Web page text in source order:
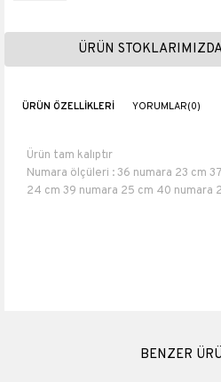
ÜRÜN
ÜRÜN ÖZELLIKLERI YORUMLAR(0)
Ürün tam kalıptır
Numara ölçüleri : 36 numara 23 cm
24 cm 39 numara 25 cm 40 numara
BENZER